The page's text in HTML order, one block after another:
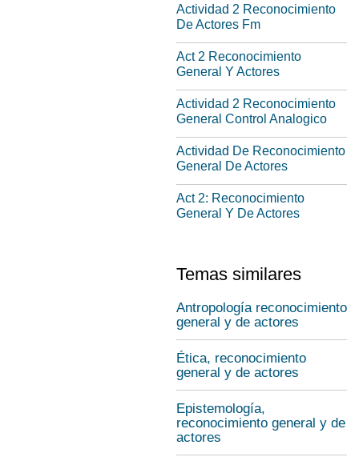
Actividad 2 Reconocimiento
De Actores Fm
Act 2 Reconocimiento
General Y Actores
Actividad 2 Reconocimiento
General Control Analogico
Actividad De Reconocimiento
General De Actores
Act 2: Reconocimiento
General Y De Actores
Temas similares
Antropología reconocimiento
general y de actores
Ética, reconocimiento
general y de actores
Epistemología,
reconocimiento general y de
actores